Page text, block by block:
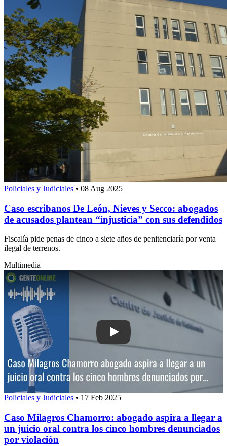
Policiales y Judiciales • 08 Aug 2025
Caso escribanos De León, Nieves y Secco: abogados
de acusados plantean “injusticia” con sus defendidos
Fiscalía pide penas de cinco a siete años de penitenciaría por venta
ilegal de terrenos.
Multimedia
Play: Caso Milagros Chamorro:
Policiales y Judiciales • 17 Feb 2025
Caso Milagros Chamorro: abogado aspira a llegar a
un juicio oral contra los cinco hombres denunciados
por violación